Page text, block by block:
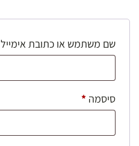
שם משתמש או כתובת אימייל
סיסמה *חובה